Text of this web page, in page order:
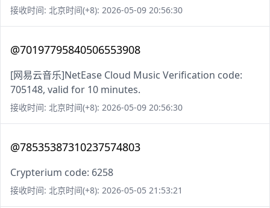
接收时间: 北京时间(+8): 2026-05-09 20:56:30
@70197795840506553908
[网易云音乐]NetEase Cloud Music Verification code:
705148, valid for 10 minutes.
接收时间: 北京时间(+8): 2026-05-09 20:56:30
@78535387310237574803
Crypterium code: 6258
接收时间: 北京时间(+8): 2026-05-05 21:53:21